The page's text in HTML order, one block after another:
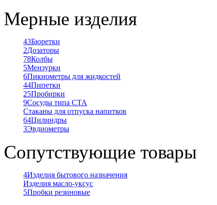
Мерные изделия
43Бюретки
2Дозаторы
78Колбы
5Мензурки
6Пикнометры для жидкостей
44Пипетки
25Пробирки
9Сосуды типа СТА
Стаканы для отпуска напитков
64Цилиндры
3Эвдиометры
Сопутствующие товары
4Изделия бытового назначения
Изделия масло-уксус
5Пробки резиновые